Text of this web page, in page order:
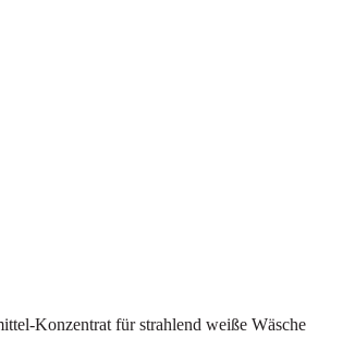
Konzentrat für strahlend weiße Wäsche